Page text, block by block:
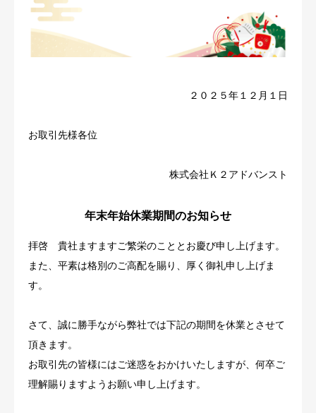
２０２５年１２月１日
お取引先様各位
株式会社Ｋ２アドバンスト
年末年始休業期間のお知らせ
拝啓 貴社ますますご繁栄のこととお慶び申し上げます。
また、平素は格別のご高配を賜り、厚く御礼申し上げま
す。
さて、誠に勝手ながら弊社では下記の期間を休業とさせて
頂きます。
お取引先の皆様にはご迷惑をおかけいたしますが、何卒ご
理解賜りますようお願い申し上げます。
導入事例